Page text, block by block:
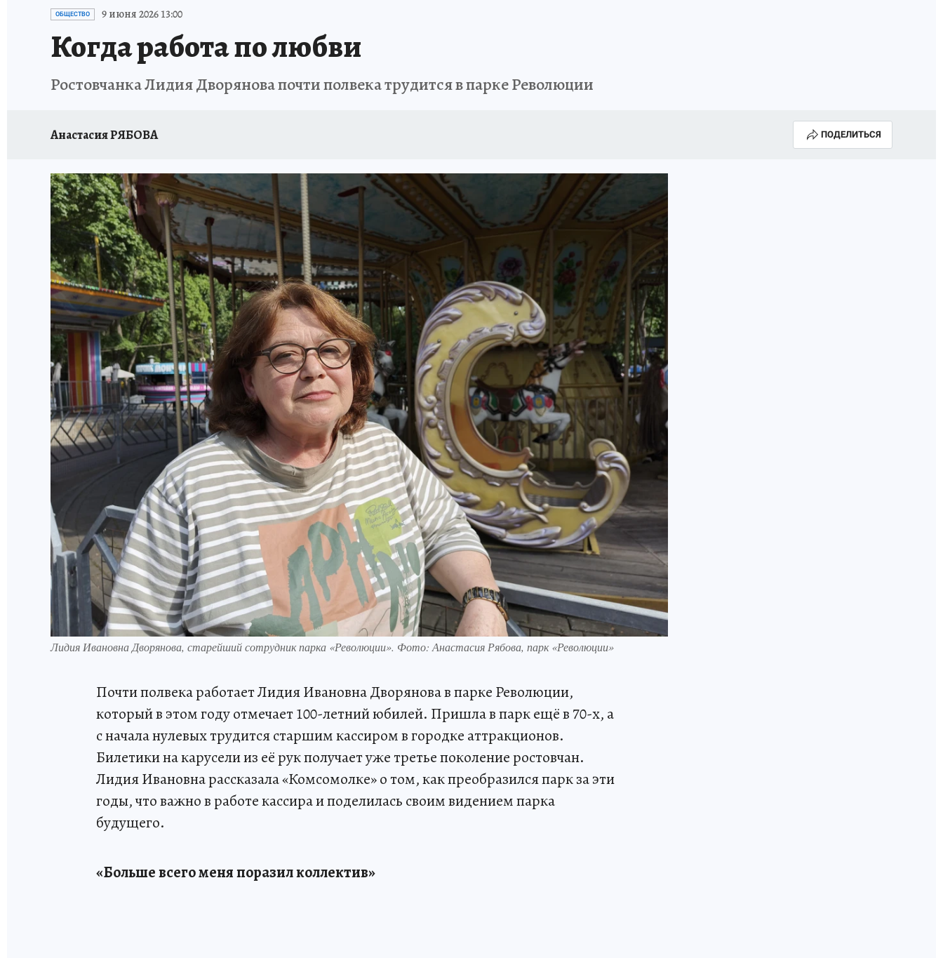
ЗАПОВЕДНАЯ РОССИЯ
ОБЩЕСТВО 9 июня 2026 13:00
Когда работа по любви
Ростовчанка Лидия Дворянова почти полвека трудится в парке Революции
Анастасия РЯБОВА ПОДЕЛИТЬСЯ
Лидия Ивановна Дворянова, старейший сотрудник парка «Революции». Фото: Анастасия Рябова, парк «Революции»
Почти полвека работает Лидия Ивановна Дворянова в парке Революции,
который в этом году отмечает 100-летний юбилей. Пришла в парк ещё в 70-х, а
с начала нулевых трудится старшим кассиром в городке аттракционов.
Билетики на карусели из её рук получает уже третье поколение ростовчан.
Лидия Ивановна рассказала «Комсомолке» о том, как преобразился парк за эти
годы, что важно в работе кассира и поделилась своим видением парка
будущего.
«Больше всего меня поразил коллектив»